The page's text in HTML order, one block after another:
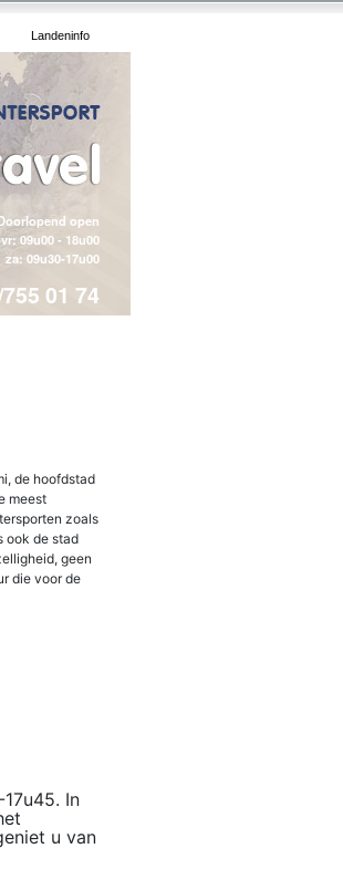
Landeninfo
open
09u00 - 18u00
za: 09u30-17u00
01 74
de hoofdstad
meest
zoals
ook de stad
geen
die voor de
In
u van